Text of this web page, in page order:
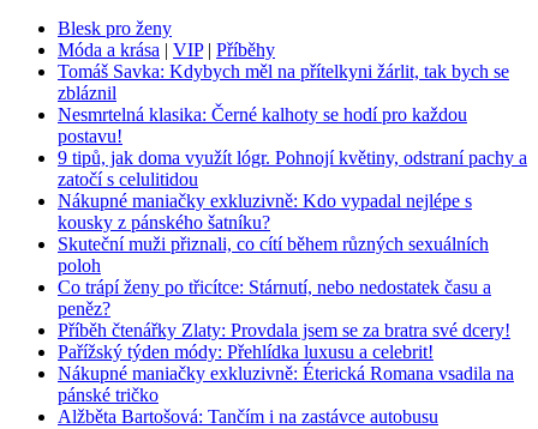
Blesk pro ženy
Móda a krása | VIP| Příběhy
Tomáš Savka: Kdybych měl na přítelkyni žárlit, tak bych se
zbláznil
Nesmrtelná klasika: Černé kalhoty se hodí pro každou
postavu!
9 tipů, jak doma využít lógr. Pohnojí květiny, odstraní pachy a
zatočí s celulitidou
Nákupné maniačky exkluzivně: Kdo vypadal nejlépe s
kousky z pánského šatníku?
Skuteční muži přiznali, co cítí během různých sexuálních
poloh
Co trápí ženy po třicítce: Stárnutí, nebo nedostatek času a
peněz?
Příběh čtenářky Zlaty: Provdala jsem se za bratra své dcery!
Pařížský týden módy: Přehlídka luxusu a celebrit!
Nákupné maniačky exkluzivně: Éterická Romana vsadila na
pánské tričko
Alžběta Bartošová: Tančím i na zastávce autobusu